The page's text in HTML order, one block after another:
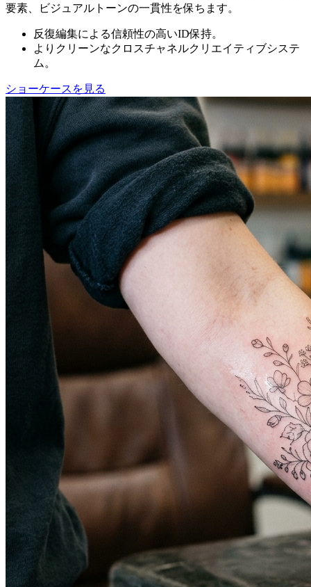
要素、ビジュアルトーンの一貫性を保ちます。
反復編集による信頼性の高いID保持。
よりクリーンなクロスチャネルクリエイティブシステ
ム。
ショーケースを見る